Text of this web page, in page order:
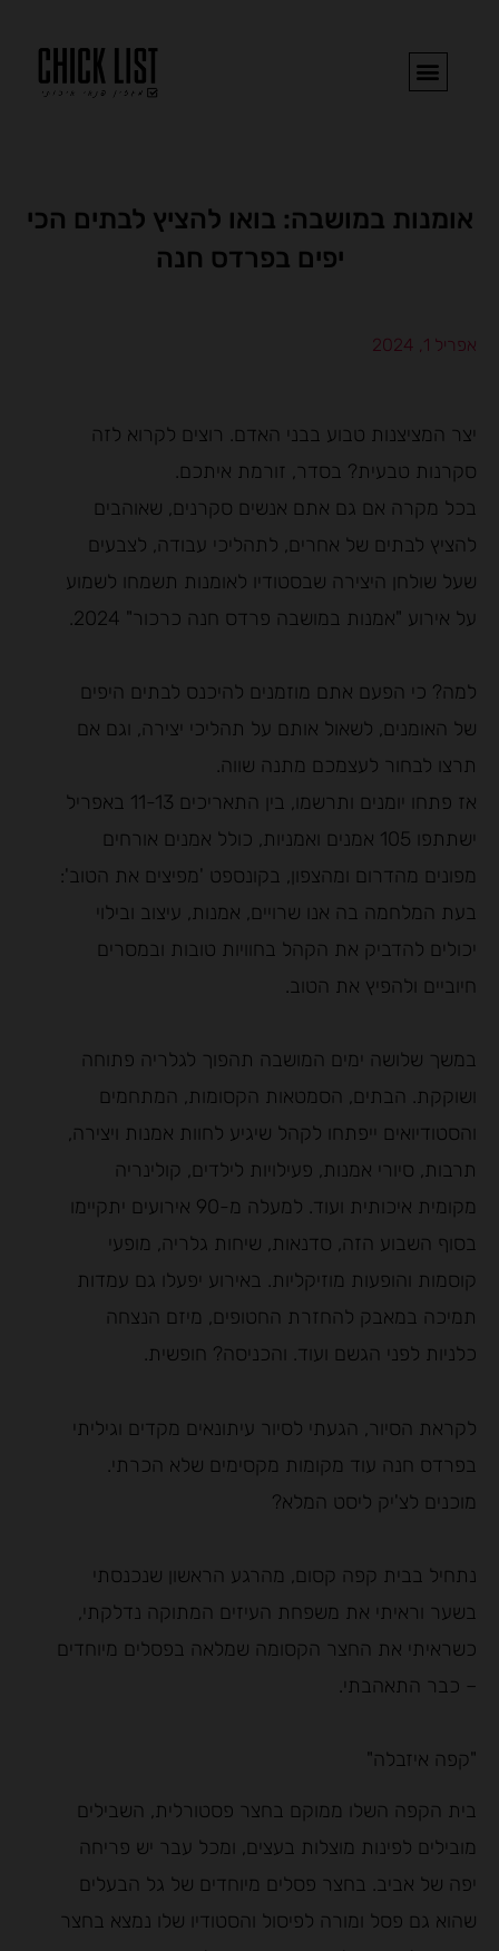
אומנות במושבה: בואו להציץ לבתים הכי
יפים בפרדס חנה
אפריל 1, 2024
יצר המציצנות טבוע בבני האדם. רוצים לקרוא לזה
סקרנות טבעית? בסדר, זורמת איתכם.
בכל מקרה אם גם אתם אנשים סקרנים, שאוהבים
להציץ לבתים של אחרים, לתהליכי עבודה, לצבעים
שעל שולחן היצירה שבסטודיו לאומנות תשמחו לשמוע
על אירוע "אמנות במושבה פרדס חנה כרכור" 2024.
למה? כי הפעם אתם מוזמנים להיכנס לבתים היפים
של האומנים, לשאול אותם על תהליכי יצירה, וגם אם
תרצו לבחור לעצמכם מתנה שווה.
אז פתחו יומנים ותרשמו, בין התאריכים 11-13 באפריל
ישתתפו 105 אמנים ואמניות, כולל אמנים אורחים
מפונים מהדרום ומהצפון, בקונספט 'מפיצים את הטוב':
בעת המלחמה בה אנו שרויים, אמנות, עיצוב ובילוי
יכולים להדביק את הקהל בחוויות טובות ובמסרים
חיוביים ולהפיץ את הטוב.
במשך שלושה ימים המושבה תהפוך לגלריה פתוחה
ושוקקת. הבתים, הסמטאות הקסומות, המתחמים
והסטודיואים ייפתחו לקהל שיגיע לחוות אמנות ויצירה,
תרבות, סיורי אמנות, פעילויות לילדים, קולינריה
מקומית איכותית ועוד. למעלה מ-90 אירועים יתקיימו
בסוף השבוע הזה, סדנאות, שיחות גלריה, מופעי
קוסמות והופעות מוזיקליות. באירוע יפעלו גם עמדות
תמיכה במאבק להחזרת החטופים, מיזם הנצחה
כלניות לפני הגשם ועוד. והכניסה? חופשית.
לקראת הסיור, הגעתי לסיור עיתונאים מקדים וגיליתי
בפרדס חנה עוד מקומות מקסימים שלא הכרתי.
מוכנים לצ'יק ליסט המלא?
נתחיל בבית קפה קסום, מהרגע הראשון שנכנסתי
בשער וראיתי את משפחת העיזים המתוקה נדלקתי,
כשראיתי את החצר הקסומה שמלאה בפסלים מיוחדים
– כבר התאהבתי.
"קפה איזבלה"
בית הקפה השלו ממוקם בחצר פסטורלית, השבילים
מובילים לפינות מוצלות בעצים, ומכל עבר יש פריחה
יפה של אביב. בחצר פסלים מיוחדים של גל הבעלים
שהוא גם פסל ומורה לפיסול והסטודיו שלו נמצא בחצר